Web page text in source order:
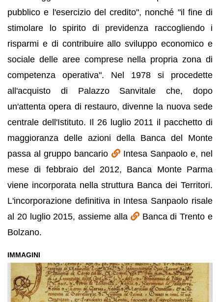
pubblico e l'esercizio del credito", nonché "il fine di
stimolare lo spirito di previdenza raccogliendo i
risparmi e di contribuire allo sviluppo economico e
sociale delle aree comprese nella propria zona di
competenza operativa". Nel 1978 si procedette
all'acquisto di Palazzo Sanvitale che, dopo
un'attenta opera di restauro, divenne la nuova sede
centrale dell'Istituto. Il 26 luglio 2011 il pacchetto di
maggioranza delle azioni della Banca del Monte
passa al gruppo bancario
Intesa Sanpaolo e, nel
mese di febbraio del 2012, Banca Monte Parma
viene incorporata nella struttura Banca dei Territori.
L'incorporazione definitiva in Intesa Sanpaolo risale
al 20 luglio 2015, assieme alla
Banca di Trento e
Bolzano.
IMMAGINI